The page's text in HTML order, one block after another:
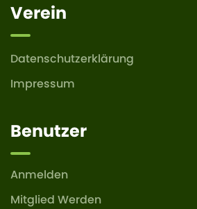
Verein
Datenschutzerklärung
Impressum
Benutzer
Anmelden
Mitglied Werden